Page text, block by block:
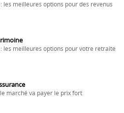
les meilleures options pour des revenus
les meilleures options pour votre retraite
le marché va payer le prix fort